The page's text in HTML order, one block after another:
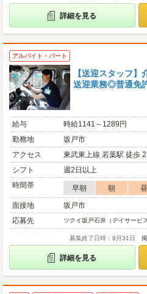
詳細を見る
アルバイト・パート
【送迎スタッフ
送迎業務◎普通免
給与
時給1141～1289円
勤務地
坂戸市
アクセス
東武東上線 若葉駅 徒歩
シフト
週2日以上
時間帯
早朝 朝 昼
面接地
坂戸市
応募先
ツクイ坂戸石井（デイサービス
募集終了日時：8月31日
詳細を見る